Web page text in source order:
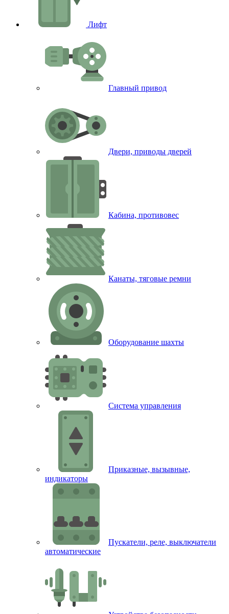
Лифт
Главный привод
Двери, приводы дверей
Кабина, противовес
Канаты, тяговые ремни
Оборудование шахты
Система управления
Приказные, вызывные,
индикаторы
Пускатели, реле, выключатели
автоматические